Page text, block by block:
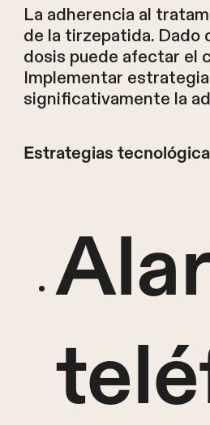
La adherencia al
de la tirzepatida. Dado
dosis puede afectar el
Implementar
significativamente la
Estrategias